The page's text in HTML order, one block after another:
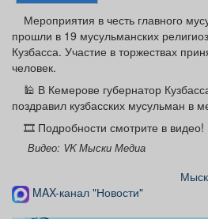
Мероприятия в честь главного
прошли в 19 мусульманских
Кузбасса. Участие в торжествах
человек.
🕌 В Кемерове губернатор
поздравил кузбасских мусульман в
🎞 Подробности смотрите в видео!
Видео: VK Мыски Медиа
MAX-канал "Новости"